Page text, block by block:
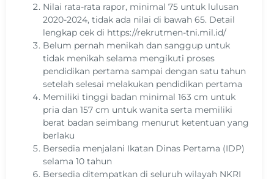
Nilai rata-rata rapor, minimal 75 untuk lulusan
2020-2024, tidak ada nilai di bawah 65. Detail
lengkap cek di https://rekrutmen-tni.mil.id/
Belum pernah menikah dan sanggup untuk
tidak menikah selama mengikuti proses
pendidikan pertama sampai dengan satu tahun
setelah selesai melakukan pendidikan pertama
Memiliki tinggi badan minimal 163 cm untuk
pria dan 157 cm untuk wanita serta memiliki
berat badan seimbang menurut ketentuan yang
berlaku
Bersedia menjalani Ikatan Dinas Pertama (IDP)
selama 10 tahun
Bersedia ditempatkan di seluruh wilayah NKRI